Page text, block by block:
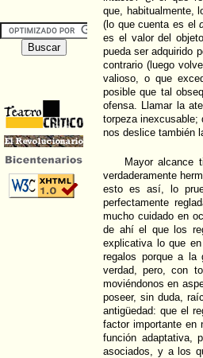
que, habitualmente,
(lo que cuenta es el
es el valor del
pueda ser adquirido
contrario (luego
valioso, o que
posible que tal
ofensa. Llamar la
torpeza inexcusable;
nos deslice también
Mayor
verdaderamente
esto es así, lo
perfectamente
mucho cuidado en
de ahí el que los
explicativa lo que
regalos porque a la
verdad, pero, con
moviéndonos en
poseer, sin duda,
antigüedad: que el
factor importante en
función adaptativa,
asociados, y a los